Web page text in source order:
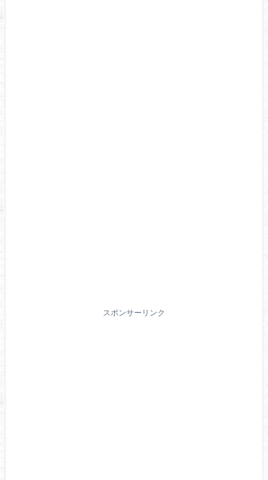
スポンサーリンク